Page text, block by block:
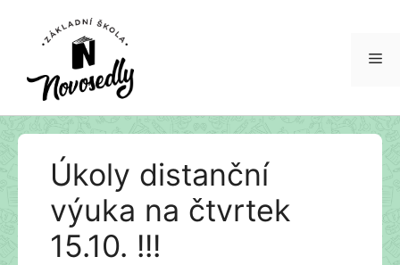
Přeskočit
Úkoly distanční
výuka na čtvrtek
15.10. !!!